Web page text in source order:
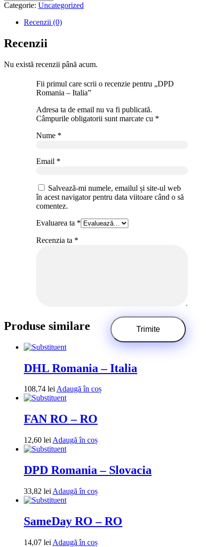
Categorie: Uncategorized
Recenzii (0)
Recenzii
Nu există recenzii până acum.
Fii primul care scrii o recenzie pentru „DPD
Romania – Italia”
Adresa ta de email nu va fi publicată.
Câmpurile obligatorii sunt marcate cu *
Nume *
Email *
Salvează-mi numele, emailul și site-ul web
în acest navigator pentru data viitoare când o să
comentez.
Evaluarea ta *
Recenzia ta *
Produse similare
DHL Romania – Italia
108,74 leiAdaugă în coș
FAN RO – RO
12,60 lei Adaugă în coș
DPD Romania – Slovacia
33,82 lei Adaugă în coș
SameDay RO – RO
14,07 lei Adaugă în coș